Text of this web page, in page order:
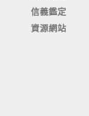
信義鑑定
資源網站